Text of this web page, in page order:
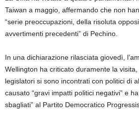
giugno
2026
Taiwan a maggio, affermando che non
“serie preoccupazioni, della risoluta
avvertimenti precedenti” di Pechino.
In una dichiarazione rilasciata giovedì,
Wellington ha criticato duramente la
legislatori si sono incontrati con politici di
causato “gravi impatti politici negativi” e
sbagliati” al Partito Democratico